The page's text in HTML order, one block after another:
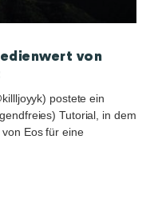
von
postete ein
Tutorial, in dem
Eos für eine